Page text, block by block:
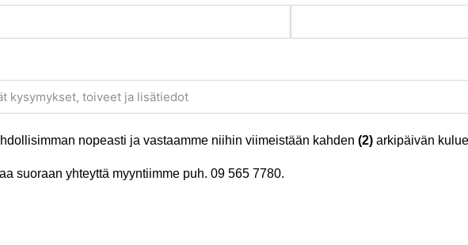
nopeasti ja vastaamme niihin viimeistään kahden (2) arkipäivän
suoraan yhteyttä myyntiimme puh. 09 565 7780.